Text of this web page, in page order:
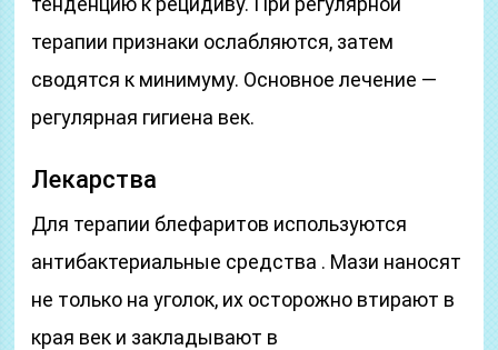
терапии признаки ослабляются, затем
сводятся к минимуму. Основное лечение —
регулярная гигиена век.
Лекарства
Для терапии блефаритов используются
антибактериальные средства . Мази наносят
не только на уголок, их осторожно втирают в
края век и закладывают в